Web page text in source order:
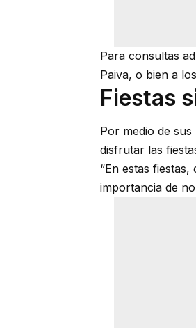
Para consultas
Paiva, o bien a
Fiestas
Por medio de
disfrutar las
“En estas
importancia de